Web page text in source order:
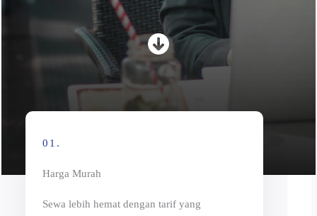
01.
Harga Murah
Sewa lebih hemat dengan tarif yang